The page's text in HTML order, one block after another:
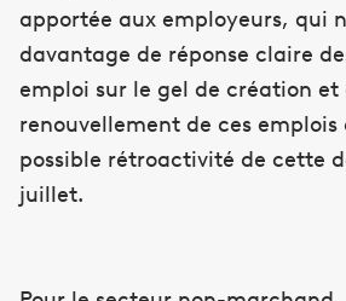
apportée aux employeurs, qui
davantage de réponse claire
emploi sur le gel de création et
renouvellement de ces emplois
possible rétroactivité de cette
juillet.